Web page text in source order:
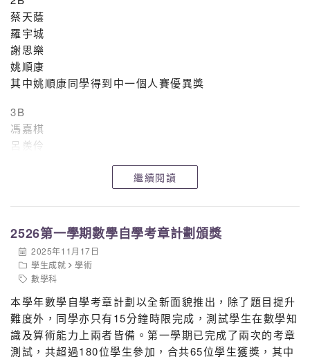
恭賀以上得獎同學，鼓勵同學們再接再勵，追求卓越，得
到更好成績！
蔡天蔭
羅宇城
謝思樂
姚順康
其中姚順康同學得到中一個人賽優異獎
3B
馮嘉棋
呂羨伶
蔡卓瑜
張雨馨
徐源希
4D
黎梓鋒
讓我們掌聲恭賀以上得獎同學，鼓勵以上所有領獎同學繼
繼續閱讀
2526第一學期數學自學考章計劃頒獎
2025年11月17日
學生成就
學術
數學科
本學年數學自學考章計劃以全新面貌推出，除了題目提升
難度外，同學亦只有15分鐘時限完成，測試學生在數學知
識及算術能力上兩者皆備。第一學期已完成了兩次的考章
測試，共超過180位學生參加，合共65位學生獲獎，其中